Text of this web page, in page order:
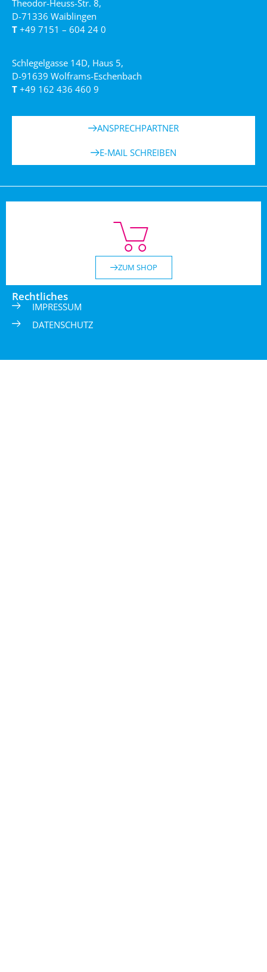
Theodor-Heuss-Str. 8,
D-71336 Waiblingen
T +49 7151 – 604 24 0
Schlegelgasse 14D, Haus 5,
D-91639 Wolframs-Eschenbach
T +49 162 436 460 9
ANSPRECHPARTNER
E-MAIL SCHREIBEN
ZUM SHOP
Rechtliches
IMPRESSUM
DATENSCHUTZ